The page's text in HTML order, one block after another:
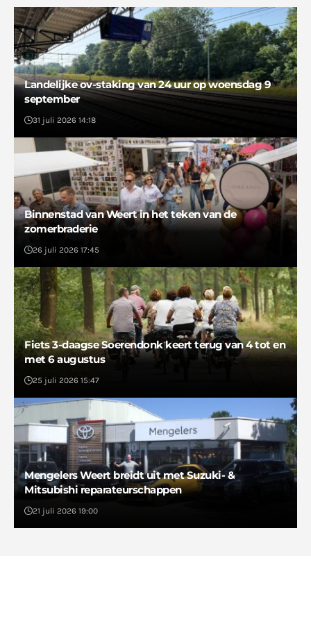
Landelijke ov-staking van 24 uur op woensdag 9
september
31 juli 2026 14:18
Binnenstad van Weert in het teken van de
zomerbraderie
26 juli 2026 17:45
Fiets 3-daagse Soerendonk keert terug van 4 tot en
met 6 augustus
25 juli 2026 15:47
Mengelers Weert breidt uit met Suzuki- &
Mitsubishi reparateurschappen
21 juli 2026 19:00